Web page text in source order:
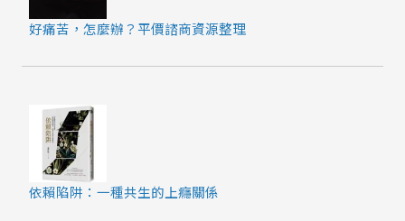
好痛苦，怎麼辦？平價諮商資源整理
依賴陷阱：一種共生的上癮關係